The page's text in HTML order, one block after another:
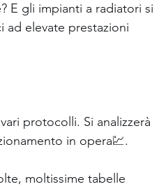
E gli impianti a radiatori si
ad elevate prestazioni
protocolli. Si analizzerà
in opera💹.
moltissime tabelle